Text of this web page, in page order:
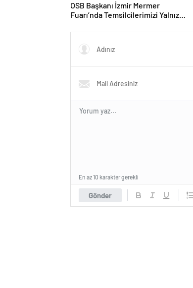
OSB Başkanı İzmir Mermer
Fuarı’nda Temsilcilerimizi Yalnız
Gönder
En az 10 karakter gerekli